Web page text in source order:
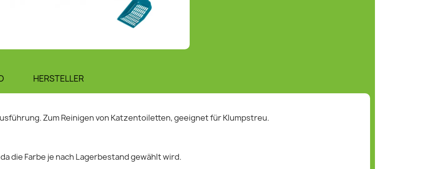
HERSTELLER
Zum Reinigen von Katzentoiletten, geeignet für Klumpstreu.
die Farbe je nach Lagerbestand gewählt wird.